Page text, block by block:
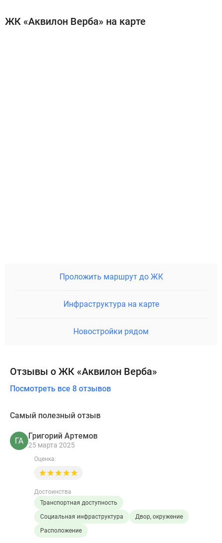
ЖК «Аквилон Верба» на карте
Проложить маршрут до ЖК
Инфраструктура на карте
Новостройки рядом
Отзывы о ЖК «Аквилон Верба»
Посмотреть все 8 отзывов
Самый полезный отзыв
ГА
Григорий Артемов
25 марта 2025
Оценка:
Достоинства
Транспортная доступность
Социальная инфраструктура
Двор, окружение
Расположение